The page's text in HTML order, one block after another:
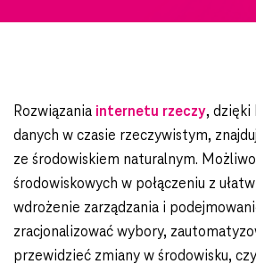
Rozwiązania internetu rzeczy, dzięki
danych w czasie rzeczywistym,
ze środowiskiem naturalnym.
środowiskowych w połączeniu z
wdrożenie zarządzania i
zracjonalizować wybory,
przewidzieć zmiany w środowisku,